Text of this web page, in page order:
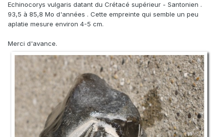
Echinocorys vulgaris datant du Crétacé supérieur - Santonien .
93,5 à 85,8 Mo d'années . Cette empreinte qui semble un peu
aplatie mesure environ 4-5 cm.
Merci d'avance.